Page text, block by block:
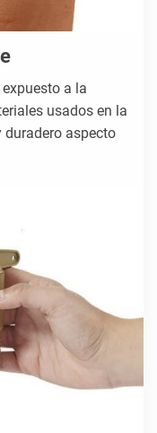
a la
usados en la
aspecto